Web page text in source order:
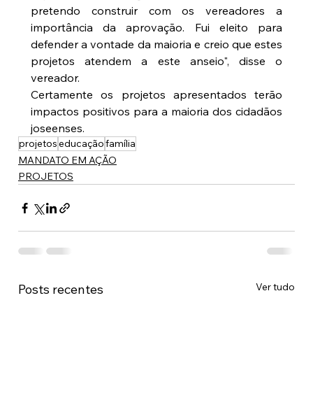
pretendo construir com os vereadores a
importância da aprovação. Fui eleito para
defender a vontade da maioria e creio que estes
projetos atendem a este anseio", disse o
vereador.
Certamente os projetos apresentados terão
impactos positivos para a maioria dos cidadãos
joseenses.
projetoseducaçãofamília
MANDATO EM AÇÃO
PROJETOS
Posts recentes Ver tudo